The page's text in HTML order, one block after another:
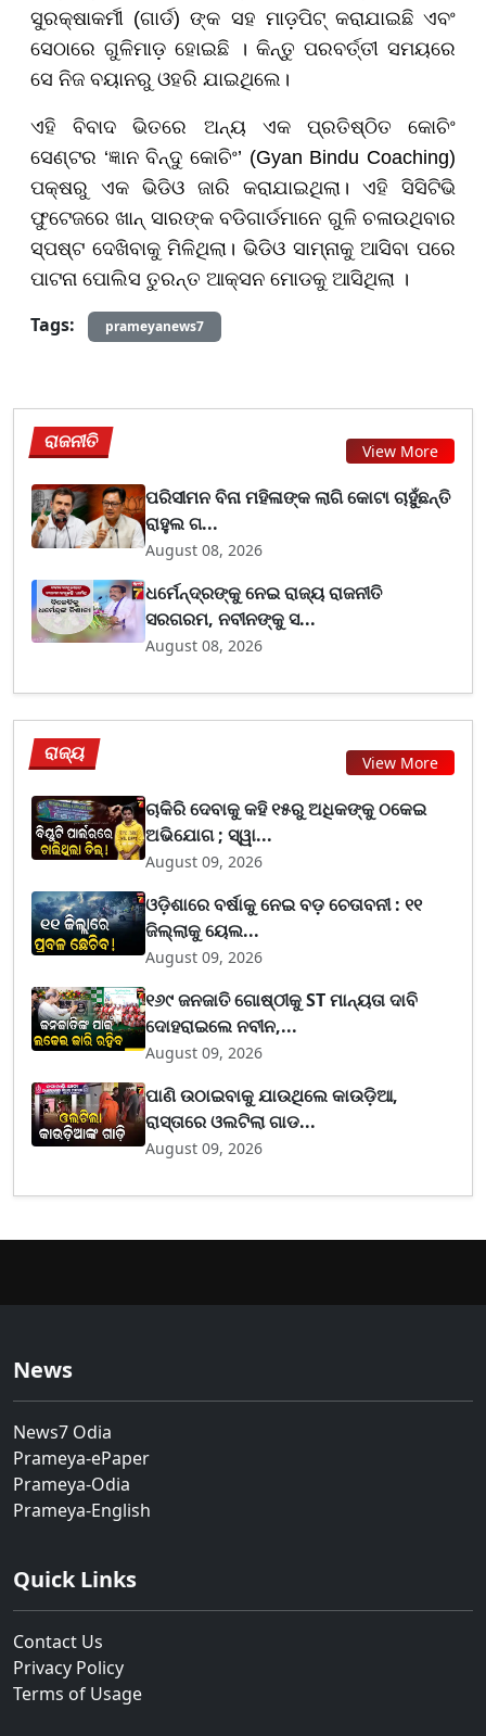
ସୁରକ୍ଷାକର୍ମୀ (ଗାର୍ଡ) ଙ୍କ ସହ ମାଡ଼ପିଟ୍ କରାଯାଇଛି ଏବଂ
ସେଠାରେ ଗୁଳିମାଡ଼ ହୋଇଛି । କିନ୍ତୁ ପରବର୍ତ୍ତୀ ସମୟରେ
ସେ ନିଜ ବୟାନରୁ ଓହରି ଯାଇଥିଲେ।
ଏହି ବିବାଦ ଭିତରେ ଅନ୍ୟ ଏକ ପ୍ରତିଷ୍ଠିତ କୋଚିଂ
ସେଣ୍ଟର ‘ଜ୍ଞାନ ବିନ୍ଦୁ କୋଚିଂ’ (Gyan Bindu Coaching)
ପକ୍ଷରୁ ଏକ ଭିଡିଓ ଜାରି କରାଯାଇଥିଲା। ଏହି ସିସିଟିଭି
ଫୁଟେଜରେ ଖାନ୍ ସାରଙ୍କ ବଡିଗାର୍ଡମାନେ ଗୁଳି ଚଳାଉଥିବାର
ସ୍ପଷ୍ଟ ଦେଖିବାକୁ ମିଳିଥିଲା। ଭିଡିଓ ସାମ୍ନାକୁ ଆସିବା ପରେ
ପାଟନା ପୋଲିସ ତୁରନ୍ତ ଆକ୍ସନ ମୋଡକୁ ଆସିଥିଲା ।
Tags: prameyanews7
ରାଜନୀତି View More
ପରିସୀମନ ବିନା ମହିଳାଙ୍କ ଲାଗି କୋଟା ଚାହୁଁଛନ୍ତି
ରାହୁଲ ଗ...
August 08, 2026
ଧର୍ମେନ୍ଦ୍ରଙ୍କୁ ନେଇ ରାଜ୍ୟ ରାଜନୀତି
ସରଗରମ, ନବୀନଙ୍କୁ ସ...
August 08, 2026
ରାଜ୍ୟ View More
ଚାକିରି ଦେବାକୁ କହି ୧୫ରୁ ଅଧିକଙ୍କୁ ଠକେଇ
ଅଭିଯୋଗ ; ସ୍ୱା...
August 09, 2026
ଓଡ଼ିଶାରେ ବର୍ଷାକୁ ନେଇ ବଡ଼ ଚେତାବନୀ : ୧୧
ଜିଲ୍ଲାକୁ ୟେଲ...
August 09, 2026
୧୬୯ ଜନଜାତି ଗୋଷ୍ଠୀକୁ ST ମାନ୍ୟତା ଦାବି
ଦୋହରାଇଲେ ନବୀନ,...
August 09, 2026
ପାଣି ଉଠାଇବାକୁ ଯାଉଥିଲେ କାଉଡ଼ିଆ,
ରାସ୍ତାରେ ଓଲଟିଲା ଗାଡ...
August 09, 2026
News
News7 Odia
Prameya-ePaper
Prameya-Odia
Prameya-English
Quick Links
Contact Us
Privacy Policy
Terms of Usage